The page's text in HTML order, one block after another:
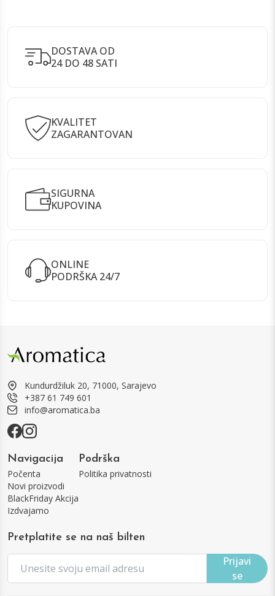
DOSTAVA OD
24 DO 48 SATI
KVALITET
ZAGARANTOVAN
SIGURNA
KUPOVINA
ONLINE
PODRŠKA 24/7
Kundurdžiluk 20, 71000, Sarajevo
+387 61 749 601
info@aromatica.ba
Navigacija
Počenta
Novi proizvodi
BlackFriday Akcija
Izdvajamo
Podrška
Politika privatnosti
Pretplatite se na naš bilten
Prijavi
se